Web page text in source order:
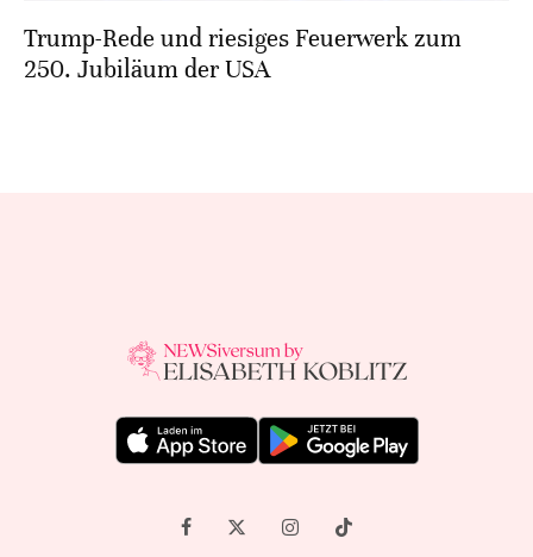
Trump-Rede und riesiges Feuerwerk zum
250. Jubiläum der USA